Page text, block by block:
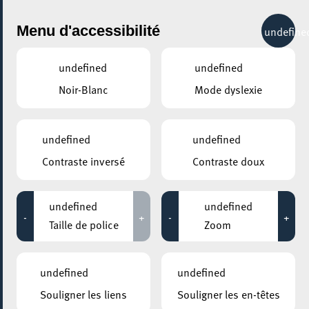
City Life
Menu d'accessibilité
undefined
Noir-Blanc
undefined
Mode dyslexie
undefined
Contraste inversé
undefined
Contraste doux
-
undefined
Taille de police
+ -
undefined
Zoom
+
undefined
Souligner les liens
undefined
Souligner les en-têtes